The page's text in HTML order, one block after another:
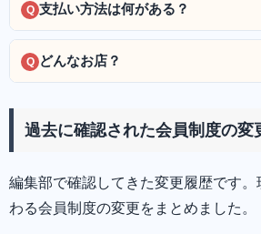
Q 支払い方法は何がある？
Q どんなお店？
過去に確認された会員制度の変
編集部で確認してきた変更履歴です。
わる会員制度の変更をまとめました。